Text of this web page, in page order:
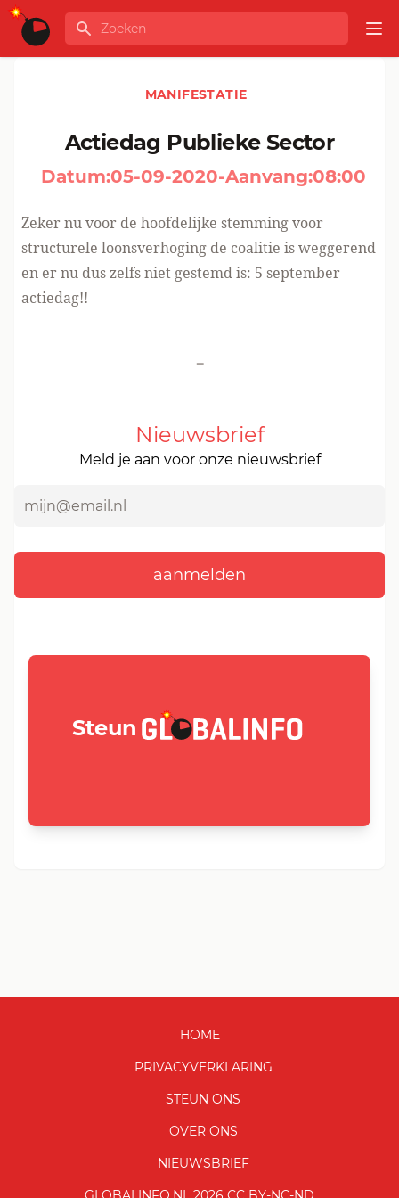
Ga naar de inhoud
GLOBALINFO
Zoeken
MANIFESTATIE
Actiedag Publieke Sector
Datum:05-09-2020-Aanvang:08:00
Zeker nu voor de hoofdelijke stemming voor
structurele loonsverhoging de coalitie is weggerend
en er nu dus zelfs niet gestemd is: 5 september
actiedag!!
-
Nieuwsbrief
Meld je aan voor onze nieuwsbrief
Steun GLOBALINFO.nl
HOME
PRIVACYVERKLARING
STEUN ONS
OVER ONS
NIEUWSBRIEF